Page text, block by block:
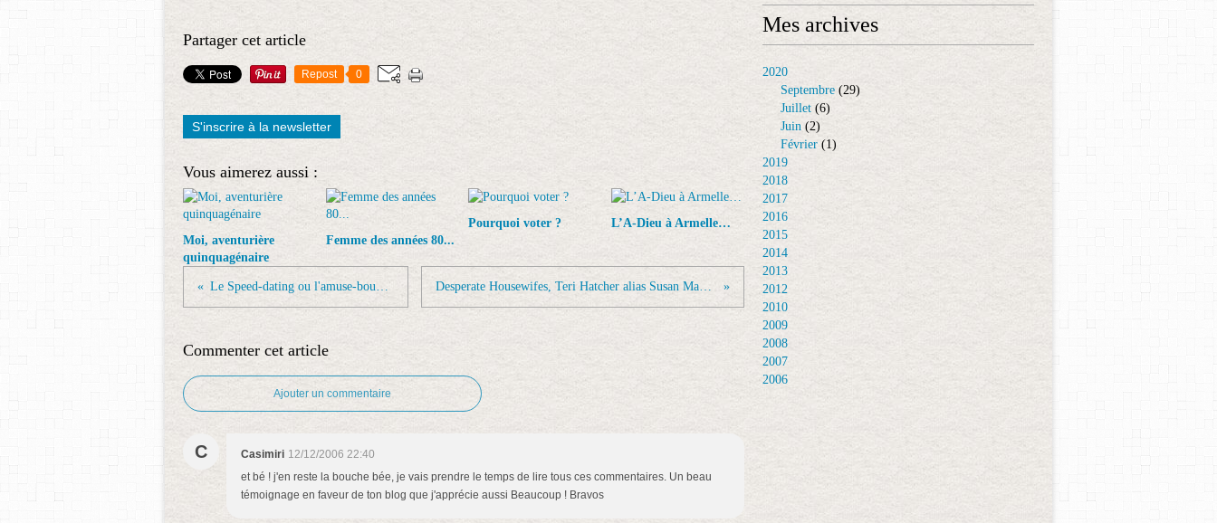
Partager cet article
Repost 0
S'inscrire à la newsletter
Vous aimerez aussi :
Moi, aventurière
quinquagénaire
Femme des années 80...
Pourquoi voter ? L’A-Dieu à Armelle…
Le Speed-dating ou l'amuse-bouche de la rencontre amoureuse Desperate Housewifes, Teri Hatcher alias Susan Mayer : « Desperate oui, mais je me soigne ! »
Commenter cet article
Ajouter un commentaire
C Casimiri 12/12/2006 22:40
et bé ! j'en reste la bouche bée, je vais prendre le temps de lire tous ces commentaires. Un beau
témoignage en faveur de ton blog que j'apprécie aussi Beaucoup ! Bravos
Mes archives
2020
Septembre (29)
Juillet (6)
Juin (2)
Février (1)
2019
2018
2017
2016
2015
2014
2013
2012
2010
2009
2008
2007
2006